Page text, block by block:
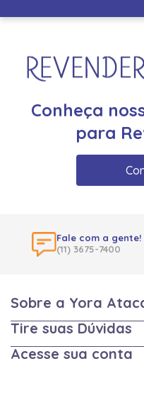
Conheça
para
Fale com a gente!
(11) 3675-7400
Sobre a Yora
Tire suas Dúvidas
Acesse sua conta